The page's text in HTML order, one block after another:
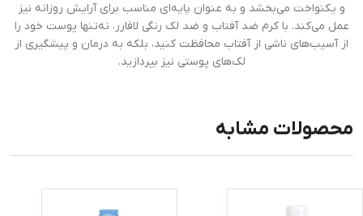
و یکنواخت می‌بخشد و به عنوان پایه‌ای مناسب برای آرایش روزانه نیز
عمل می‌کند. با کرم ضد آفتاب و ضد لک رنگی لافارر، نه‌تنها پوست خود را
از آسیب‌های ناشی از آفتاب محافظت کنید، بلکه به درمان و پیشگیری از
لک‌های پوستی نیز بپردازید.
محصولات مشابه